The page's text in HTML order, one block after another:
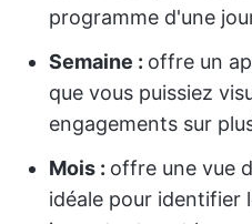
programme d'une
Semaine : offre un
que vous puissiez
engagements sur
Mois : offre une vue
idéale pour identifier